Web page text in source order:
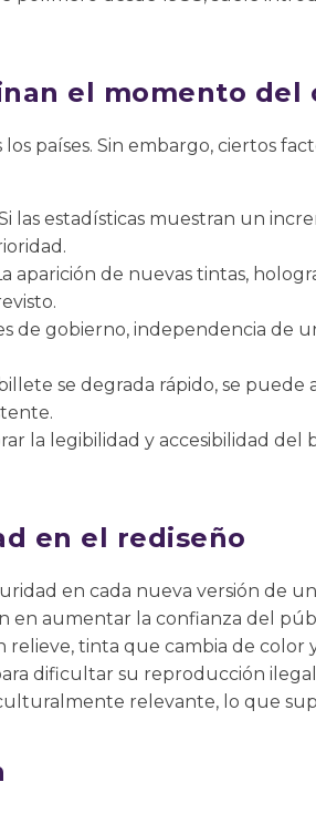
el momento del
países. Sin embargo, ciertos
las estadísticas muestran un
aparición de nuevas tintas,
de gobierno, independencia de
se degrada rápido, se puede
la legibilidad y accesibilidad del
en el rediseño
en cada nueva versión de
en aumentar la confianza del
relieve, tinta que cambia de color
dificultar su reproducción
relevante, lo que